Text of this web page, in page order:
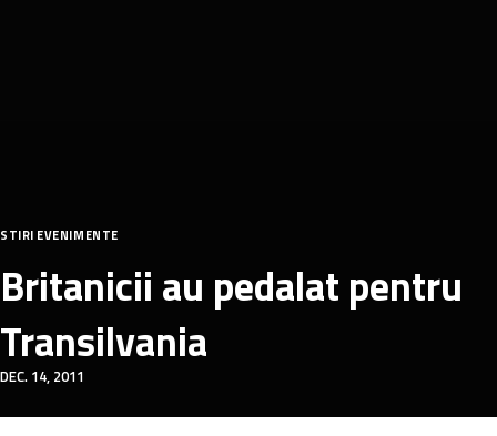
STIRI EVENIMENTE
Britanicii au pedalat pentru
Transilvania
DEC. 14, 2011